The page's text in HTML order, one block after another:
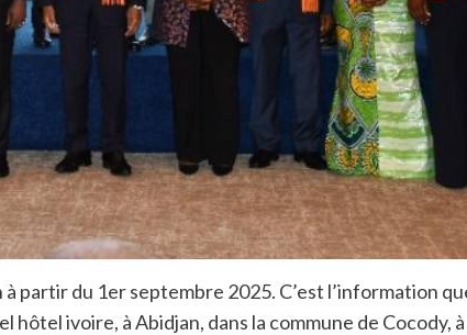
du 1er septembre 2025. C’est l’information
ivoire, à Abidjan, dans la commune de Cocody, à